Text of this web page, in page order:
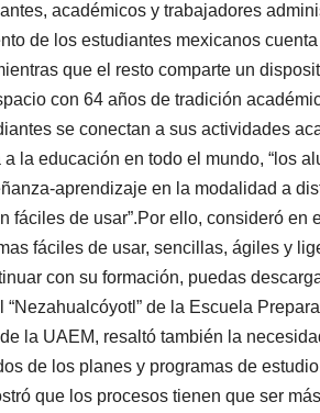
académicos y trabajadores
de los estudiantes mexicanos
que el resto comparte un
con 64 años de tradición
se conectan a sus actividades
la educación en todo el mundo, “los
aprendizaje en la modalidad a
fáciles de usar”.Por ello, consideró
fáciles de usar, sencillas, ágiles y
con su formación, puedas
“Nezahualcóyotl” de la Escuela
la UAEM, resaltó también la
de los planes y programas de
que los procesos tienen que ser